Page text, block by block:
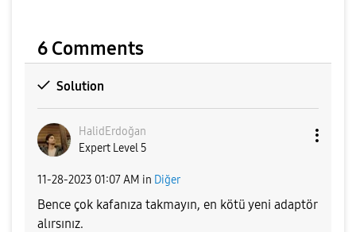
6 Comments
Solution
HalidErdoğan
Expert Level 5
‎11-28-2023 01:07 AM in Diğer
Bence çok kafanıza takmayın, en kötü yeni adaptör
alırsınız.